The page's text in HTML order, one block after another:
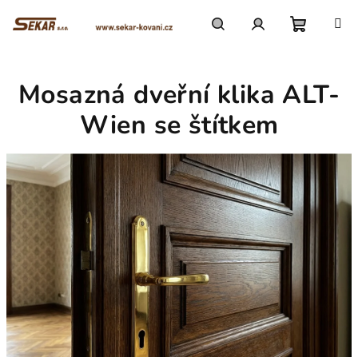
košík
Mosazná dveřní klika ALT-
Wien se štítkem